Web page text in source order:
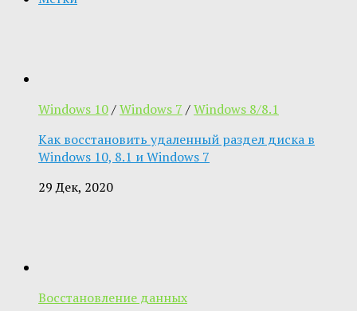
Windows 10/Windows 7 /Windows 8/8.1
Как восстановить удаленный раздел диска в
Windows 10, 8.1 и Windows 7
29 Дек, 2020
Восстановление данных